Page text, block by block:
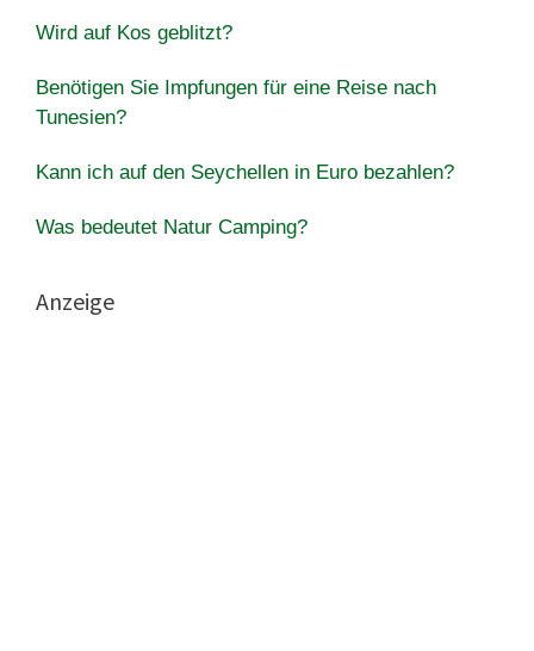
Wird auf Kos geblitzt?
Benötigen Sie Impfungen für eine Reise nach
Tunesien?
Kann ich auf den Seychellen in Euro bezahlen?
Was bedeutet Natur Camping?
Anzeige